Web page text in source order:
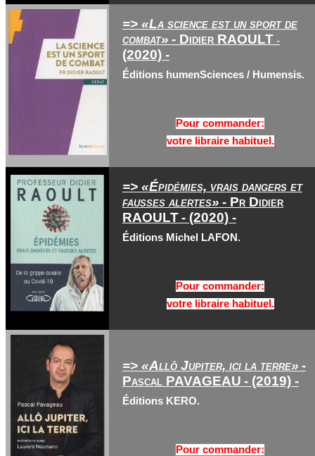
=> «La science est un sport de
combat» - Didier RAOULT-
(2020) -
Éditions humenSciences / Humensis.
Pour commander:
votre libraire habituel.
=> «Épidémies, vrais dangers et
fausses alertes» - Pr Didier
RAOULT- (2020) -
Éditions Michel LAFON.
Pour commander:
votre libraire habituel.
=> «Allô Jupiter, ici la terre» -
Pascal PAVAGEAU - (2019) -
Éditions KERO.
Pour commander: